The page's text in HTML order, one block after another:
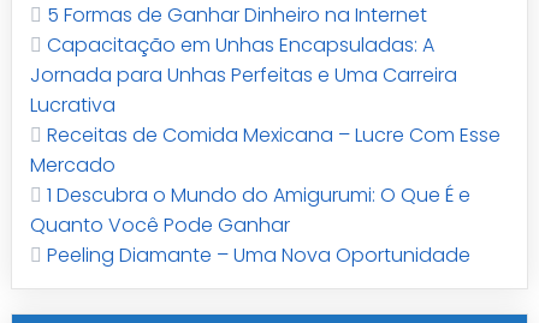
5 Formas de Ganhar Dinheiro na Internet
Capacitação em Unhas Encapsuladas: A
Jornada para Unhas Perfeitas e Uma Carreira
Lucrativa
Receitas de Comida Mexicana – Lucre Com Esse
Mercado
1 Descubra o Mundo do Amigurumi: O Que É e
Quanto Você Pode Ganhar
Peeling Diamante – Uma Nova Oportunidade